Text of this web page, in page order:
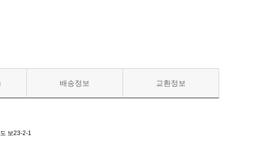
배송정보 교환정보
보23-2-1